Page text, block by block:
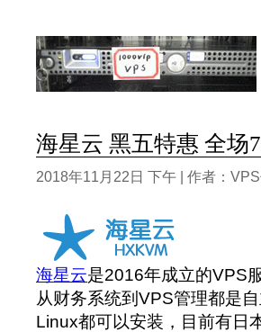
海星云 黑五特惠 全场
2018年11月22日 下午 | 作者：
海星云是2016年成立的VPS
从财务系统到VPS管理都是
Linux都可以安装，目前有日